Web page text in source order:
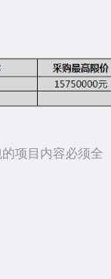
项目内容必须全